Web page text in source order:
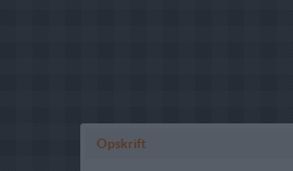
Opskrift